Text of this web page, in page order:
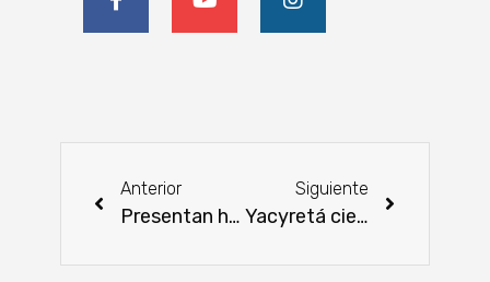
Anterior
Presentan herramienta de mapeo genético que mejorará el ganado paraguayo
Siguiente
Yacyretá cierra el año con obras que ratifican soberanía energética